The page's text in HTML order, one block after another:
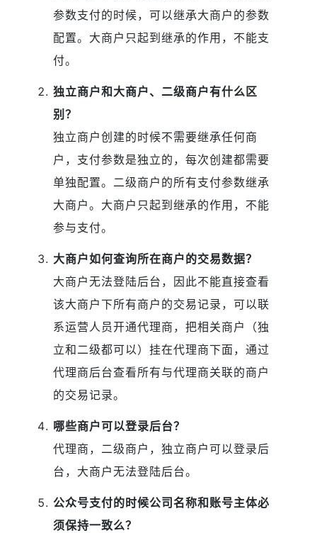
参数支付的时候，可以继承大商户的参数
配置。大商户只起到继承的作用，不能支
付。
独立商户和大商户、二级商户有什么区
别？
独立商户创建的时候不需要继承任何商
户，支付参数是独立的，每次创建都需要
单独配置。二级商户的所有支付参数继承
大商户。大商户只起到继承的作用，不能
参与支付。
大商户如何查询所在商户的交易数据？
大商户无法登陆后台，因此不能直接查看
该大商户下所有商户的交易记录，可以联
系运营人员开通代理商，把相关商户（独
立和二级都可以）挂在代理商下面，通过
代理商后台查看所有与代理商关联的商户
的交易记录。
哪些商户可以登录后台？
代理商，二级商户，独立商户可以登录后
台，大商户无法登陆后台。
公众号支付的时候公司名称和账号主体必
须保持一致么？